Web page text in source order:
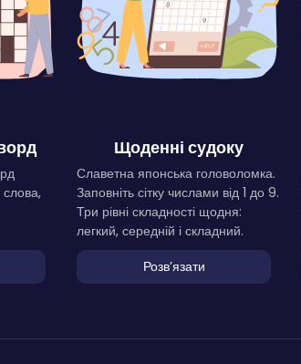
слова,
Щоденні судоку
Славетна японська головоломка.
Заповніть сітку числами від 1 до 9.
Три рівні складності щодня:
легкий, середній і складний.
Розвʼязати